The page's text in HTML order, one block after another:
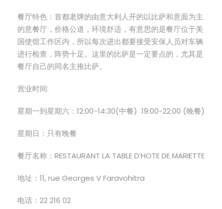
餐厅特色：首都老牌的由意大利人开的以比萨和意面为主
的意餐厅，价格公道，环境舒适，有意思的是餐厅位于美
国使馆工作区内，所以每次进出都要接受安保人员对车辆
进行检查，阵势十足。这里的比萨是一定要点的，尤其是
餐厅自己的同名主推比萨。
营业时间:
星期一到星期六：12:00-14:30(中餐) 19:00-22:00 (晚餐)
星期日：只有晚餐
餐厅名称：RESTAURANT LA TABLE D’HOTE DE MARIETTE
地址：11, rue Georges V Faravohitra
电话：22 216 02